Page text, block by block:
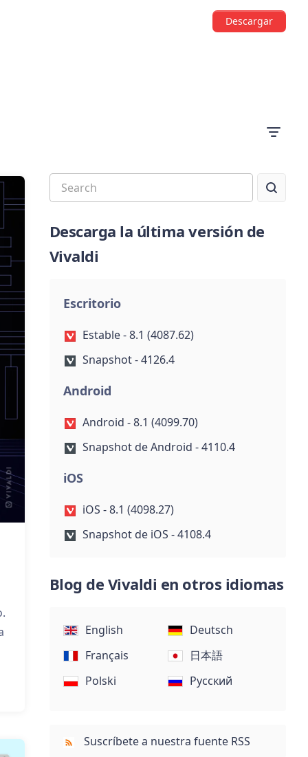
Descargar
Descarga la última versión de
Vivaldi
Escritorio
Estable - 8.1 (4087.62)
Snapshot - 4126.4
Android
Android - 8.1 (4099.70)
Snapshot de Android - 4110.4
iOS
iOS - 8.1 (4098.27)
Snapshot de iOS - 4108.4
Blog de Vivaldi en otros idiomas
English
Deutsch
Français
日本語
Polski
Русский
Suscríbete a nuestra fuente RSS